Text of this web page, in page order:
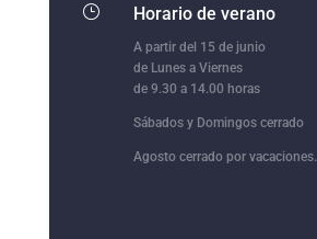
} Horario de verano
A partir del 15 de junio
de Lunes a Viernes
de 9.30 a 14.00 horas
Sábados y Domingos cerrado
Agosto cerrado por vacaciones.